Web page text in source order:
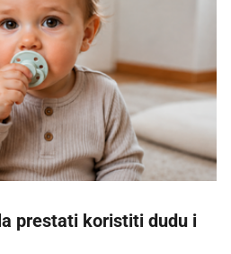
prestati koristiti dudu i